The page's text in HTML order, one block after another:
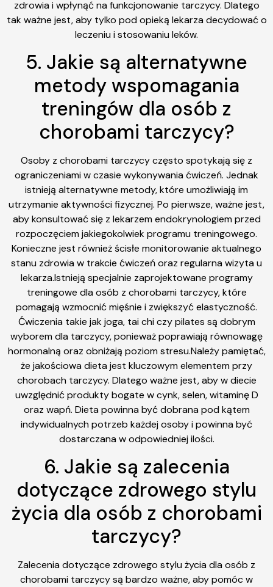
zdrowia i wpłynąć na funkcjonowanie tarczycy. Dlatego
tak ważne jest, aby tylko pod opieką lekarza decydować o
leczeniu i stosowaniu leków.
5. Jakie są alternatywne
metody wspomagania
treningów dla osób z
chorobami tarczycy?
Osoby z chorobami tarczycy często spotykają się z
ograniczeniami w czasie wykonywania ćwiczeń. Jednak
istnieją alternatywne metody, które umożliwiają im
utrzymanie aktywności fizycznej. Po pierwsze, ważne jest,
aby konsultować się z lekarzem endokrynologiem przed
rozpoczęciem jakiegokolwiek programu treningowego.
Konieczne jest również ścisłe monitorowanie aktualnego
stanu zdrowia w trakcie ćwiczeń oraz regularna wizyta u
lekarza.Istnieją specjalnie zaprojektowane programy
treningowe dla osób z chorobami tarczycy, które
pomagają wzmocnić mięśnie i zwiększyć elastyczność.
Ćwiczenia takie jak joga, tai chi czy pilates są dobrym
wyborem dla tarczycy, ponieważ poprawiają równowagę
hormonalną oraz obniżają poziom stresu.Należy pamiętać,
że jakościowa dieta jest kluczowym elementem przy
chorobach tarczycy. Dlatego ważne jest, aby w diecie
uwzględnić produkty bogate w cynk, selen, witaminę D
oraz wapń. Dieta powinna być dobrana pod kątem
indywidualnych potrzeb każdej osoby i powinna być
dostarczana w odpowiedniej ilości.
6. Jakie są zalecenia
dotyczące zdrowego stylu
życia dla osób z chorobami
tarczycy?
Zalecenia dotyczące zdrowego stylu życia dla osób z
chorobami tarczycy są bardzo ważne, aby pomóc w